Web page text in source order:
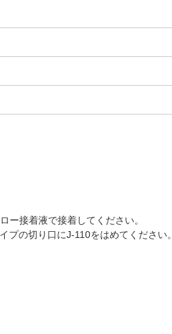
ー接着液で接着してください。
の切り口にJ-110をはめてください。